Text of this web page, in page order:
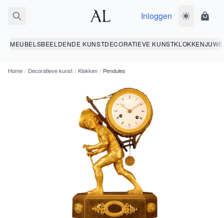
Inloggen Wissel
MEUBELSBEELDENDE KUNSTDECORATIEVE KUNSTKLOKKEN
Home / Decoratieve kunst / Klokken / Pendules